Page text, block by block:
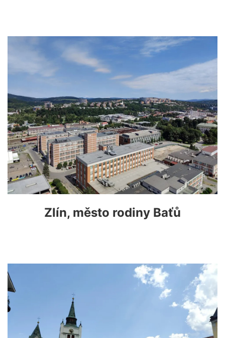
Zlín, město rodiny Baťů